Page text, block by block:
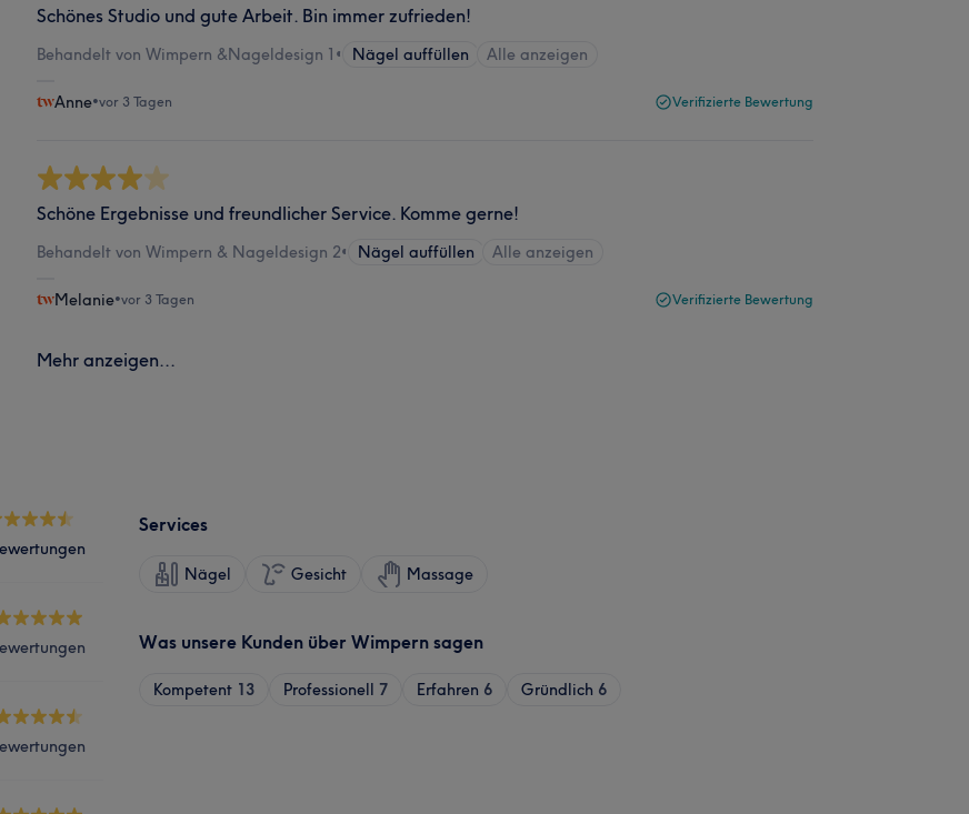
Schönes Studio und gute Arbeit. Bin immer zufrieden!
Behandelt von Wimpern &Nageldesign 1 • Nägel auffüllen Alle anzeigen
Anne•vor 3 Tagen Verifizierte Bewertung
Schöne Ergebnisse und freundlicher Service. Komme gerne!
Behandelt von Wimpern & Nageldesign 2• Nägel auffüllen Alle anzeigen
Melanie•vor 3 Tagen Verifizierte Bewertung
Mehr anzeigen...
Services
Nägel Gesicht Massage
Was unsere Kunden über Wimpern sagen
Kompetent 13 Professionell 7 Erfahren 6 Gründlich 6